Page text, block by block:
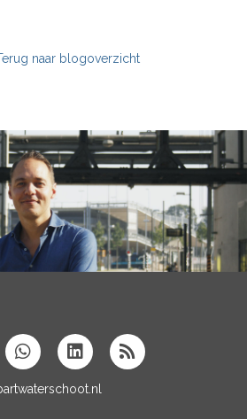
naar blogoverzicht